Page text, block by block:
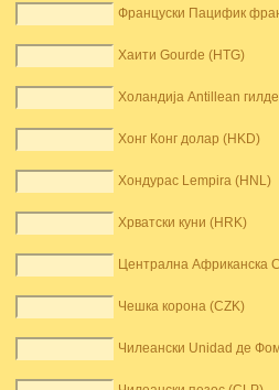
Француски Пацифик
Хаити Gourde (HTG)
Холандија Antillean
Хонг Конг долар (HKD)
Хондурас Lempira (HNL)
Хрватски куни (HRK)
Централна Африканска
Чешка корона (CZK)
Чилеански Unidad де